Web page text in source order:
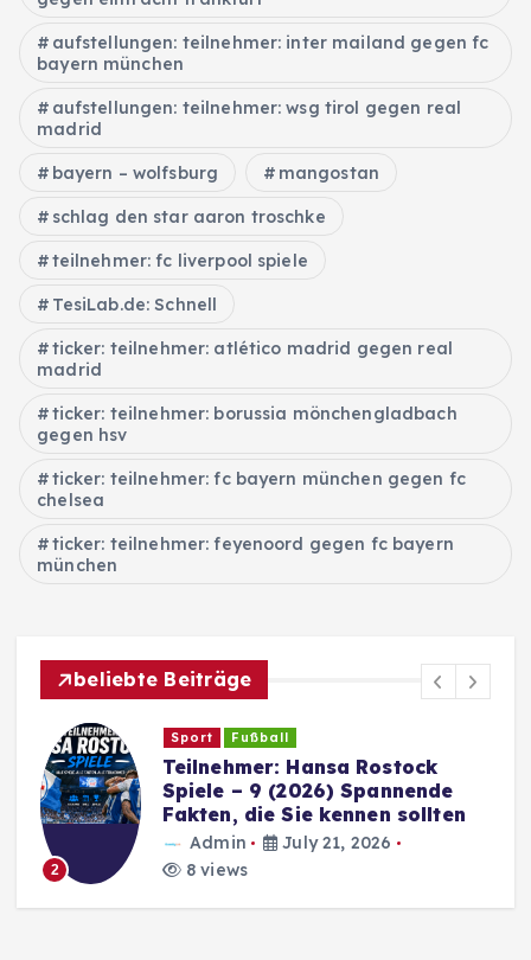
aufstellungen: teilnehmer: inter mailand gegen fc
bayern münchen
aufstellungen: teilnehmer: wsg tirol gegen real
madrid
bayern – wolfsburg mangostan
schlag den star aaron troschke
teilnehmer: fc liverpool spiele
TesiLab.de: Schnell
ticker: teilnehmer: atlético madrid gegen real
madrid
ticker: teilnehmer: borussia mönchengladbach
gegen hsv
ticker: teilnehmer: fc bayern münchen gegen fc
chelsea
ticker: teilnehmer: feyenoord gegen fc bayern
münchen
beliebte Beiträge
2
Sport Fußball
Teilnehmer: Hansa Rostock
Spiele – 9 (2026) Spannende
Fakten, die Sie kennen sollten
Admin
July 21, 2026
8 views